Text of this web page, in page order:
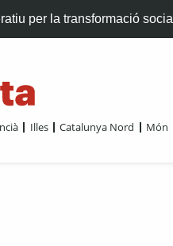
per la transformació social
Illes Catalunya Nord Món